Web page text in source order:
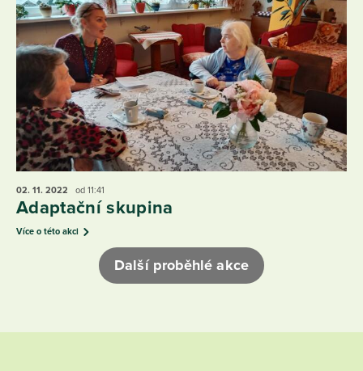
02. 11. 2022 od 11:41
Adaptační skupina
Více o této akci
Další proběhlé akce